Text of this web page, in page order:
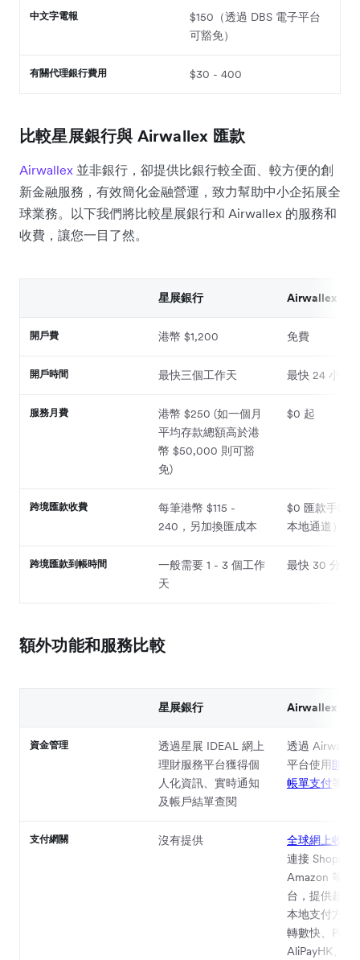
中文字電報
$150（透過 DBS 電子平台
可豁免）
有關代理銀行費用 $30 - 400
比較星展銀行與 Airwallex 匯款
Airwallex 並非銀行，卻提供比銀行較全面、較方便的創
新金融服務，有效簡化金融營運，致力幫助中小企拓展全
球業務。以下我們將比較星展銀行和 Airwallex 的服務和
收費，讓您一目了然。
星展銀行 Airwallex
開戶費 港幣 $1,200 免費
開戶時間 最快三個工作天 最快 24 小時
服務月費
港幣 $250 (如一個月
平均存款總額高於港
幣 $50,000 則可豁
免)
$0 起
跨境匯款收費
每筆港幣 $115 -
240，另加換匯成本
$0 匯款手續
本地通道）
跨境匯款到帳時間
一般需要 1 - 3 個工作
天
最快 30 分鐘
額外功能和服務比較
星展銀行 Airwallex
資金管理
透過星展 IDEAL 網上
理財服務平台獲得個
人化資訊、實時通知
及帳戶結單查閱
透過
平台使用 開支
帳單支付等功
支付網關 沒有提供 全球網上收單
連接 Shopify
Amazon 等網
台，提供超過
本地支付方式
轉數快、
AliPayHK、微